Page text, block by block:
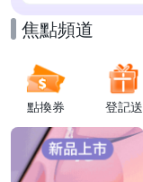
焦點頻道
點換券 登記送